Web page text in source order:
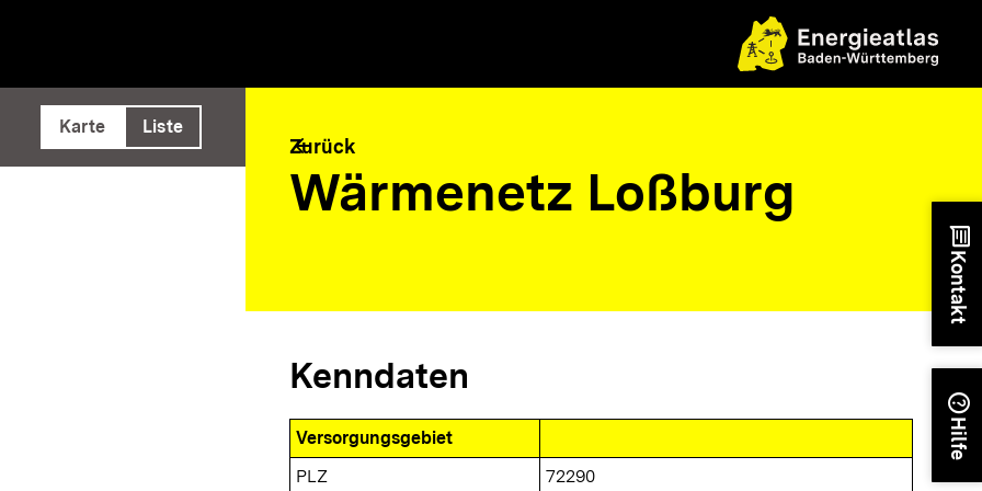
ausführen
Karte Liste
arrow_back
Zurück
Wärmenetz Loßburg
Kenndaten
Versorgungsgebiet
PLZ
72290
chat
Kontakt
help
Hilfe